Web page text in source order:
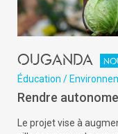
Ouganda
Éducation /
Rendre
Le projet vise à